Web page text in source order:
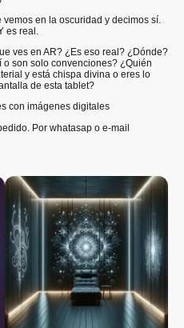
en la oscuridad y decimos sí.
es real.
ves en AR? ¿Es eso real? ¿Dónde?
son solo convenciones? ¿Quién
y está chispa divina o eres lo
de esta tablet?
con imágenes digitales
Por whatasap o e-mail